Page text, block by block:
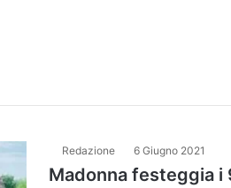
Redazione 6 Giugno 2021
Madonna festeggia i